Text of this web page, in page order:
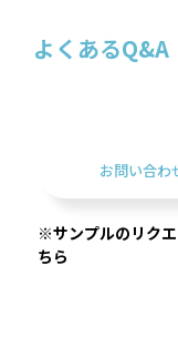
よくあるQ&A
お問い合わ
※サンプルのリク
ちら